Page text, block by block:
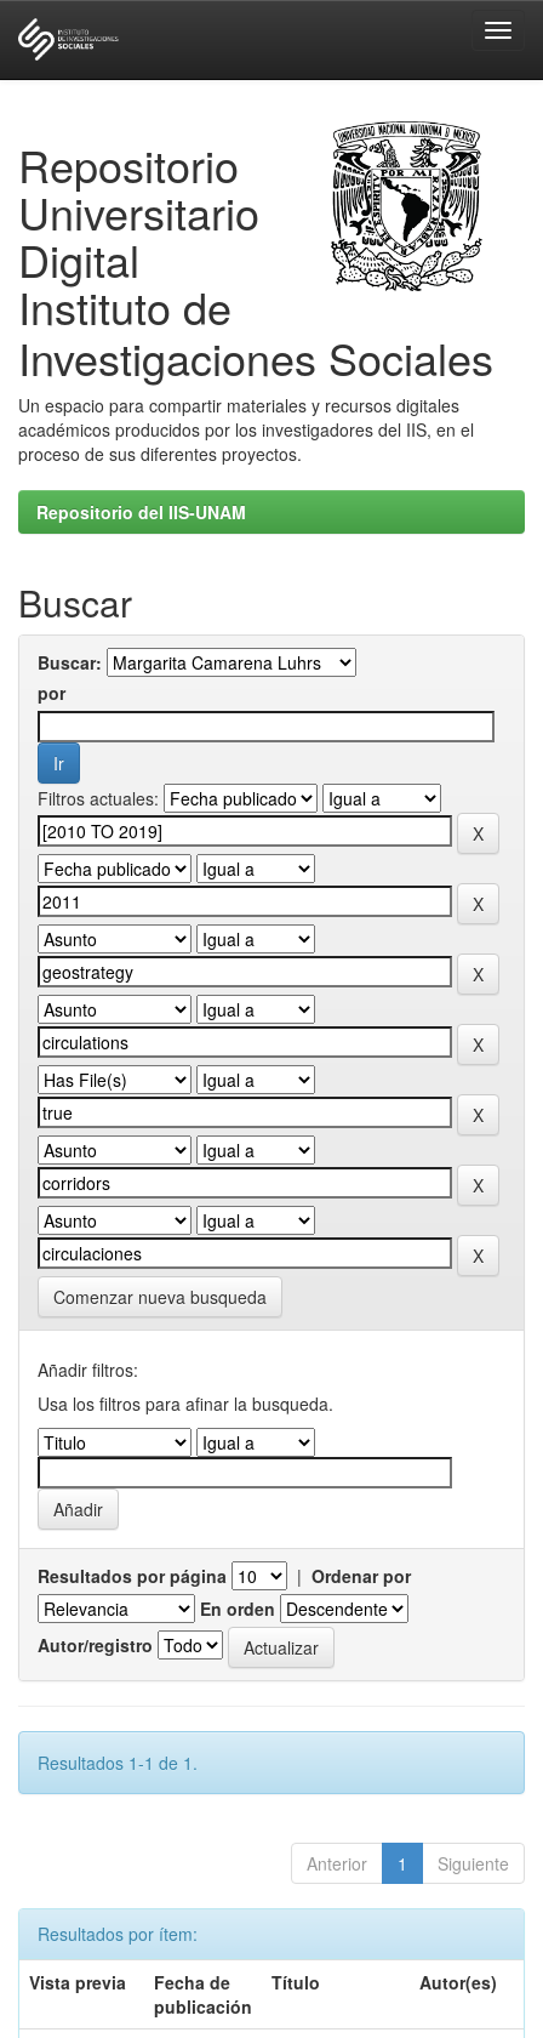
Repositorio
Universitario
Digital
Instituto de
Investigaciones Sociales
Un espacio para compartir materiales y recursos digitales
académicos producidos por los investigadores del IIS, en el
proceso de sus diferentes proyectos.
Repositorio del IIS-UNAM
Buscar
Buscar:
por
Filtros actuales:
Comenzar nueva busqueda
Añadir filtros:
Usa los filtros para afinar la busqueda.
Resultados por página | Ordenar por
En orden
Autor/registro
Resultados 1-1 de 1.
Anterior 1 Siguiente
Resultados por ítem:
Vista previa
Fecha de
publicación
Título Autor(es)